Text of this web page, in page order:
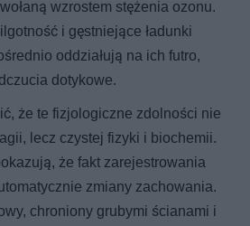
wzrostem stężenia ozonu.
i gęstniejące ładunki
oddziałują na ich futro,
dotykowe.
że te fizjologiczne zdolności nie
lecz czystej fizyki i biochemii.
że fakt zarejestrowania
zmiany zachowania.
chroniony grubymi ścianami i